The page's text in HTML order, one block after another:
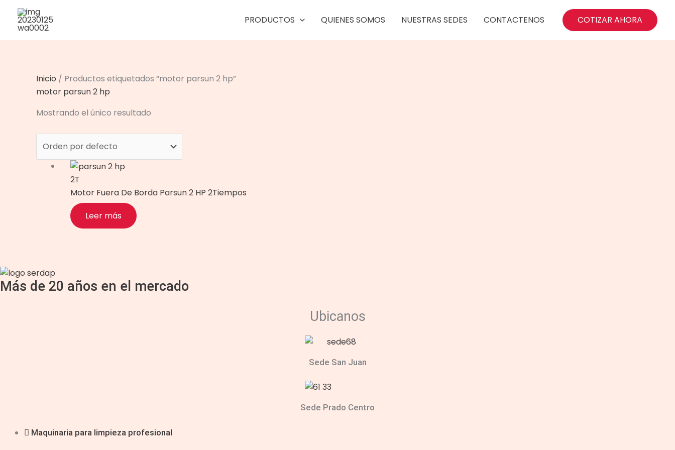
contenido
PRODUCTOS QUIENES SOMOS NUESTRAS SEDES CONTACTENOS COTIZAR AHORA
Inicio / Productos etiquetados “motor parsun 2 hp”
motor parsun 2 hp
Mostrando el único resultado
2T
Motor Fuera De Borda Parsun 2 HP 2Tiempos
Leer más
Más de 20 años en el mercado
Ubicanos
Sede San Juan
Sede Prado Centro
Maquinaria para limpieza profesional